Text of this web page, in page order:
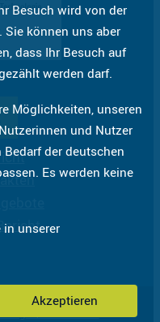
Besuch wird von der
können uns aber
dass Ihr Besuch auf
werden darf.
Möglichkeiten, unseren
und Nutzer
der deutschen
Es werden keine
unserer
Akzeptieren
Barrierefreiheit